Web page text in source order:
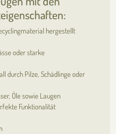
hergestellt
oder starke
durch Pilze, Schädlinge oder
Öle sowie Laugen
Funktionalität